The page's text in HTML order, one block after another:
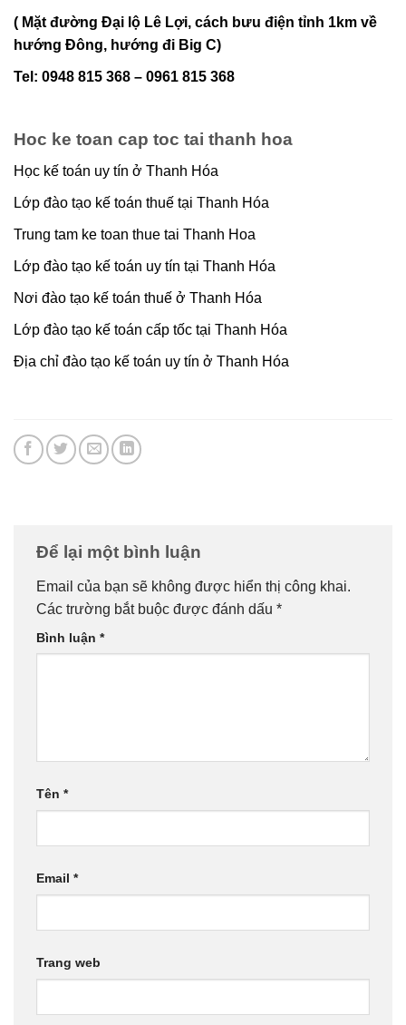
( Mặt đường Đại lộ Lê Lợi, cách bưu điện tỉnh 1km về
hướng Đông, hướng đi Big C)
Tel: 0948 815 368 – 0961 815 368
Hoc ke toan cap toc tai thanh hoa
Học kế toán uy tín ở Thanh Hóa
Lớp đào tạo kế toán thuế tại Thanh Hóa
Trung tam ke toan thue tai Thanh Hoa
Lớp đào tạo kế toán uy tín tại Thanh Hóa
Nơi đào tạo kế toán thuế ở Thanh Hóa
Lớp đào tạo kế toán cấp tốc tại Thanh Hóa
Địa chỉ đào tạo kế toán uy tín ở Thanh Hóa
Để lại một bình luận
Email của bạn sẽ không được hiển thị công khai.
Các trường bắt buộc được đánh dấu *
Bình luận *
Tên *
Email *
Trang web